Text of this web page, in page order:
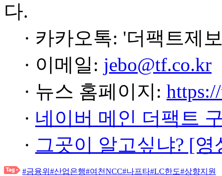
다.
· 카카오톡: '더팩트제
· 이메일: jebo@tf.co.kr
· 뉴스 홈페이지:
· 네이버 메인 더팩트
· 그곳이 알고싶냐? [
#금융위 #산업은행#여천NCC#나프타#LC한도#상향지원